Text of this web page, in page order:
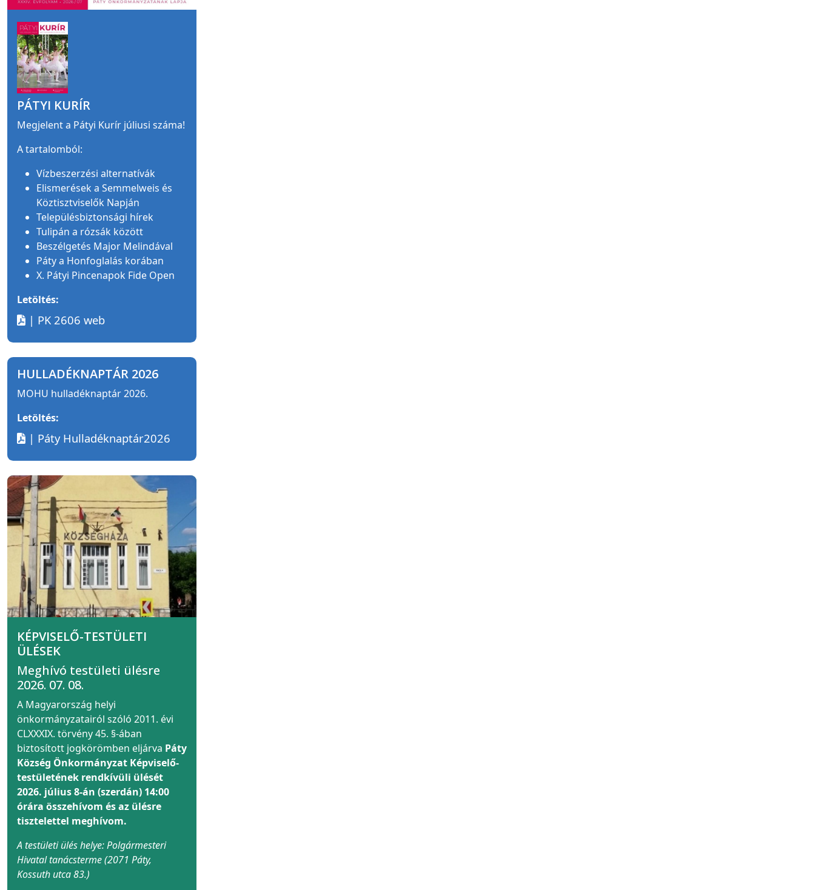
PÁTYI KURÍR
Megjelent a Pátyi Kurír júliusi száma!
A tartalomból:
Vízbeszerzési alternatívák
Elismerések a Semmelweis és
Köztisztviselők Napján
Településbiztonsági hírek
Tulipán a rózsák között
Beszélgetés Major Melindával
Páty a Honfoglalás korában
X. Pátyi Pincenapok Fide Open
Letöltés:
| PK 2606 web
HULLADÉKNAPTÁR 2026
MOHU hulladéknaptár 2026.
Letöltés:
| Páty Hulladéknaptár2026
KÉPVISELŐ-TESTÜLETI
ÜLÉSEK
Meghívó testületi ülésre
2026. 07. 08.
A Magyarország helyi
önkormányzatairól szóló 2011. évi
CLXXXIX. törvény 45. §-ában
biztosított jogkörömben eljárva Páty
Község Önkormányzat Képviselő-
testületének rendkívüli ülését
2026. július 8-án (szerdán) 14:00
órára összehívom és az ülésre
tisztelettel meghívom.
A testületi ülés helye: Polgármesteri
Hivatal tanácsterme (2071 Páty,
Kossuth utca 83.)